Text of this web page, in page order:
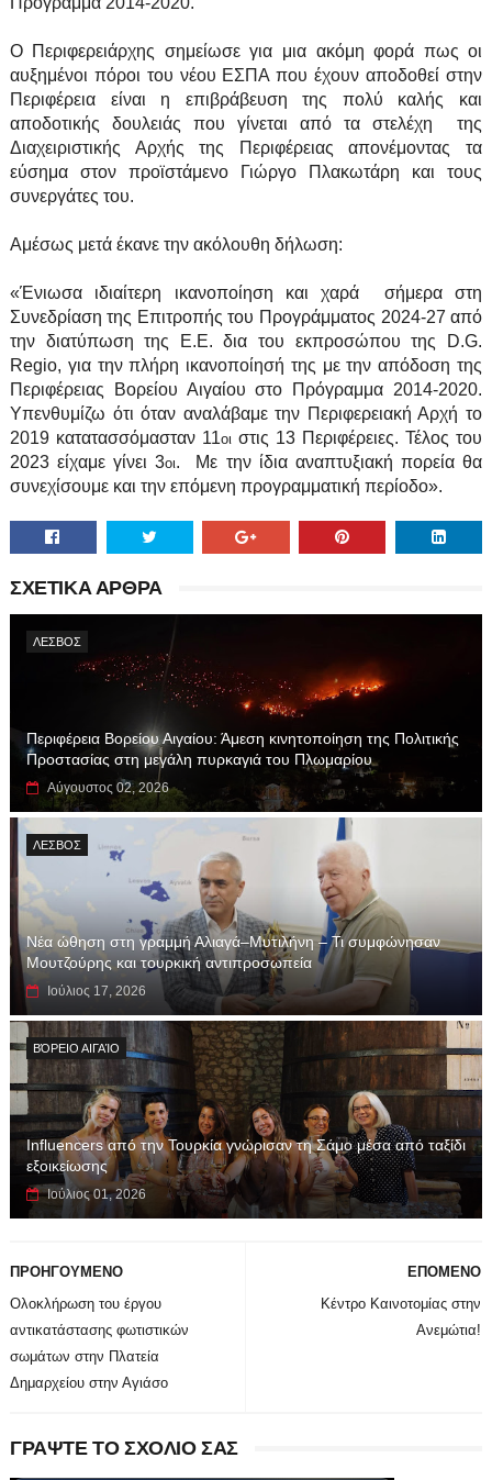
Ο Περιφερειάρχης σημείωσε για μια ακόμη φορά πως οι
αυξημένοι πόροι του νέου ΕΣΠΑ που έχουν αποδοθεί στην
Περιφέρεια είναι η επιβράβευση της πολύ καλής και
αποδοτικής δουλειάς που γίνεται από τα στελέχη της
Διαχειριστικής Αρχής της Περιφέρειας απονέμοντας τα
εύσημα στον προϊστάμενο Γιώργο Πλακωτάρη και τους
συνεργάτες του.
Αμέσως μετά έκανε την ακόλουθη δήλωση:
«Ένιωσα ιδιαίτερη ικανοποίηση και χαρά σήμερα στη
Συνεδρίαση της Επιτροπής του Προγράμματος 2024-27 από
την διατύπωση της Ε.Ε. δια του εκπροσώπου της D.G.
Regio, για την πλήρη ικανοποίησή της με την απόδοση της
Περιφέρειας Βορείου Αιγαίου στο Πρόγραμμα 2014-2020.
Υπενθυμίζω ότι όταν αναλάβαμε την Περιφερειακή Αρχή το
2019 κατατασσόμασταν 11οι στις 13 Περιφέρειες. Τέλος του
2023 είχαμε γίνει 3οι. Με την ίδια αναπτυξιακή πορεία θα
συνεχίσουμε και την επόμενη προγραμματική περίοδο».
ΣΧΕΤΙΚΑ ΑΡΘΡΑ
ΛΕΣΒΟΣ
Περιφέρεια Βορείου Αιγαίου: Άμεση κινητοποίηση της Πολιτικής
Προστασίας στη μεγάλη πυρκαγιά του Πλωμαρίου
Αύγουστος 02, 2026
ΛΕΣΒΟΣ
Νέα ώθηση στη γραμμή Αλιαγά–Μυτιλήνη – Τι συμφώνησαν
Μουτζούρης και τουρκική αντιπροσωπεία
Ιούλιος 17, 2026
ΒΌΡΕΙΟ ΑΙΓΑΊΟ
Influencers από την Τουρκία γνώρισαν τη Σάμο μέσα από ταξίδι
εξοικείωσης
Ιούλιος 01, 2026
ΕΠΟΜΕΝΟ
Κέντρο Καινοτομίας στην
Ανεμώτια!
ΠΡΟΗΓΟΥΜΕΝΟ
Ολοκλήρωση του έργου
αντικατάστασης φωτιστικών
σωμάτων στην Πλατεία
Δημαρχείου στην Αγιάσο
ΓΡΑΨΤΕ ΤΟ ΣΧΟΛΙΟ ΣΑΣ